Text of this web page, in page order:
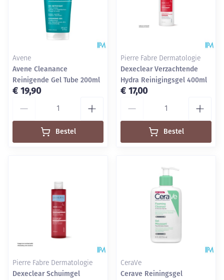
Avene
Avene Cleanance
Reinigende Gel Tube 200ml
€ 19,90
Bestel
Pierre Fabre Dermatologie
Dexeclear Verzachtende
Hydra Reinigingsgel 400ml
€ 17,00
Bestel
Pierre Fabre Dermatologie
Dexeclear Schuimgel
CeraVe
Cerave Reiningsgel